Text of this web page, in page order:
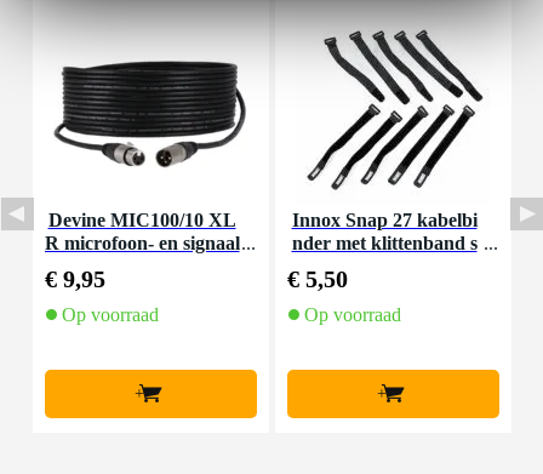
Devine MIC100/10 XL
R microfoon- en signaal
€ 9,95
Op voorraad
+
Innox Snap 27 kabelbi
nder met klittenband s
€ 5,50
Op voorraad
+